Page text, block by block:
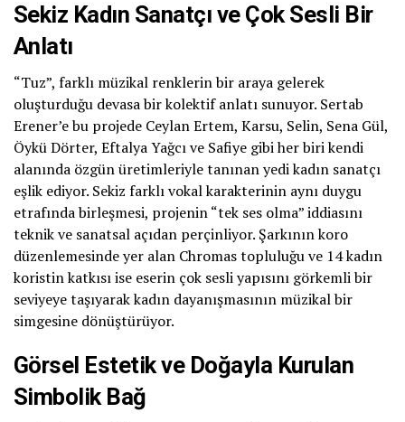
Sekiz Kadın Sanatçı ve Çok Sesli Bir
Anlatı
“Tuz”, farklı müzikal renklerin bir araya gelerek
oluşturduğu devasa bir kolektif anlatı sunuyor. Sertab
Erener’e bu projede Ceylan Ertem, Karsu, Selin, Sena Gül,
Öykü Dörter, Eftalya Yağcı ve Safiye gibi her biri kendi
alanında özgün üretimleriyle tanınan yedi kadın sanatçı
eşlik ediyor. Sekiz farklı vokal karakterinin aynı duygu
etrafında birleşmesi, projenin “tek ses olma” iddiasını
teknik ve sanatsal açıdan perçinliyor. Şarkının koro
düzenlemesinde yer alan Chromas topluluğu ve 14 kadın
koristin katkısı ise eserin çok sesli yapısını görkemli bir
seviyeye taşıyarak kadın dayanışmasının müzikal bir
simgesine dönüştürüyor.
Görsel Estetik ve Doğayla Kurulan
Simbolik Bağ